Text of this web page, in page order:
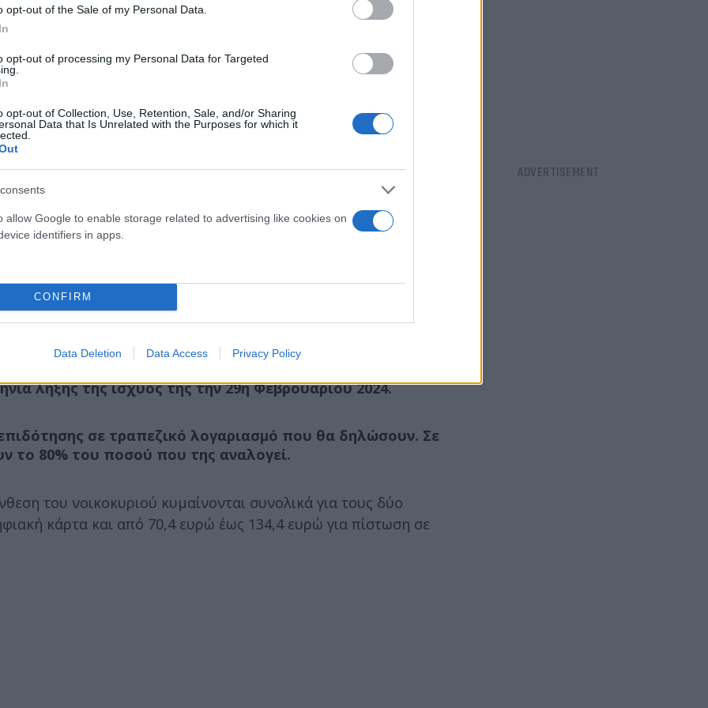
opt-out of the Sale of my Personal Data.
opt-out of processing my Personal Data for Targeted
opt-out of Collection, Use, Retention, Sale, and/or Sharing
Data that Is Unrelated with the Purposes for which it
allow Google to enable storage related to advertising like cookies on
identifiers in apps.
CONFIRM
Data Deletion Data Access Privacy Policy
του Δήμου Καρύστου.
της δήλωσης κύριας κατοικίας στο Ε1 2023, είτε μέσω του
του MarketPass στις πληγείσες περιοχές καθίστανται
μήνες Νοεμβρίου – Δεκεμβρίου χωρίς να απαιτείται εκ νέου
δικαιούχοι της οικονομικής ενίσχυσης κατά τη
με τα κριτήρια και προϋποθέσεις του Market Pass II
πλατφόρμας vouchers.gov.gr ή μέσω των Κ.Ε.Π..
II στις πληγείσες περιοχές καθίστανται αυτόματα
τον τρόπο που έλαβαν ή θα λάβουν την ενίσχυση του Market
αποθηκεύουν στο έξυπνο κινητό τους και την οποία
λήξης της ισχύος της την 29η Φεβρουαρίου 2024.
σε τραπεζικό λογαριασμό που θα δηλώσουν. Σε
το 80% του ποσού που της αναλογεί.
του νοικοκυριού κυμαίνονται συνολικά για τους δύο
κάρτα και από 70,4 ευρώ έως 134,4 ευρώ για πίστωση σε